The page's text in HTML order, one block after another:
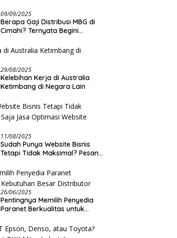
09/09/2025
Berapa Gaji Distribusi MBG di
Cimahi? Ternyata Begini…
29/08/2025
Kelebihan Kerja di Australia
Ketimbang di Negara Lain
11/08/2025
Sudah Punya Website Bisnis
Tetapi Tidak Maksimal? Pesan
Creativism Ini!
26/06/2025
Pentingnya Memilih Penyedia
Paranet Berkualitas untuk